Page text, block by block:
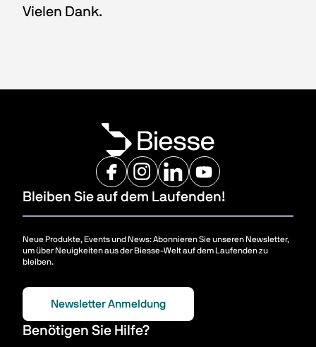
Vielen Dank.
Bleiben Sie auf dem Laufenden!
Neue Produkte, Events und News: Abonnieren Sie unseren Newsletter,
um über Neuigkeiten aus der Biesse-Welt auf dem Laufenden zu
bleiben.
Newsletter Anmeldung
Benötigen Sie Hilfe?